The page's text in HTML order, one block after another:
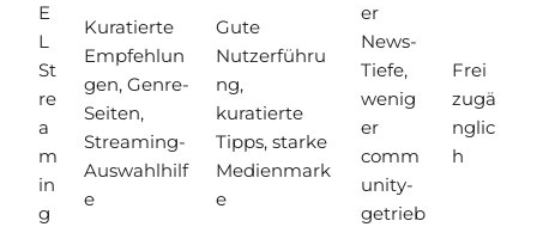
E
L
St
re
a
m
in
g
Kuratierte
Empfehlun
gen, Genre-
Seiten,
Streaming-
Auswahlhilf
e
Gute
Nutzerführu
ng,
kuratierte
Tipps, starke
Medienmark
e
er
News-
Tiefe,
wenig
er
comm
unity-
getrieb
Frei
zugä
nglic
h